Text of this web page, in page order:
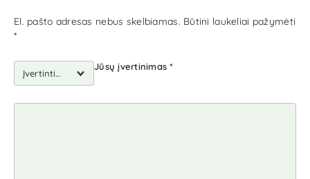
El. pašto adresas nebus skelbiamas. Būtini laukeliai pažymėti
*
Jūsų įvertinimas*